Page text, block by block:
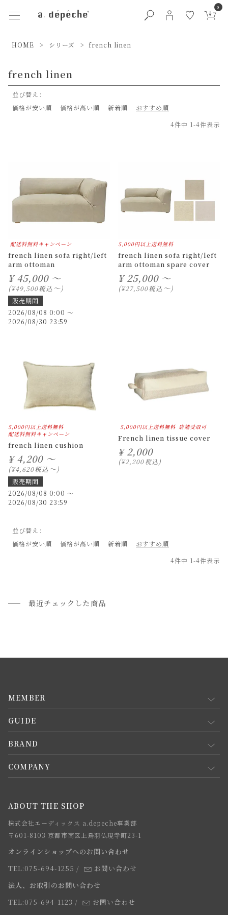
0
HOME シリーズ french linen
french linen
並び替え
価格が安い順
価格が高い順 新着順
おすすめ順
4件中 1-4件表示
配送料無料キャンペーン
french linen sofa right/left
arm ottoman
¥ 45,000 ～
¥49,500税込〜
販売期間
2026/08/08 0:00 〜
2026/08/30 23:59
5,000円以上送料無料
french linen sofa right/left
arm ottoman spare cover
¥ 25,000 ～
¥27,500税込〜
5,000円以上送料無料
配送料無料キャンペーン
french linen cushion
¥ 4,200 ～
¥4,620税込〜
販売期間
2026/08/08 0:00 〜
2026/08/30 23:59
5,000円以上送料無料 店舗受取可
French linen tissue cover
¥ 2,000
¥2,200税込
並び替え
価格が安い順
価格が高い順 新着順
おすすめ順
4件中 1-4件表示
最近チェックした商品
MEMBER
マイページ
新規会員登録
会員規約について
GUIDE
お買い物ガイド
会員登録について
お支払方法について
お届けについて
よくあるご質問
BRAND
コンセプト
webカタログ
COMPANY
店舗一覧
求人情報
法人のお客様
スタッフ
ABOUT THE SHOP
株式会社エーディックス a.depeche事業部
〒601-8103 京都市南区上鳥羽仏現寺町23-1
オンラインショップへのお問い合わせ
TEL:075-694-1255 /
お問い合わせ
法人、お取引のお問い合わせ
TEL:075-694-1123 / お問い合わせ